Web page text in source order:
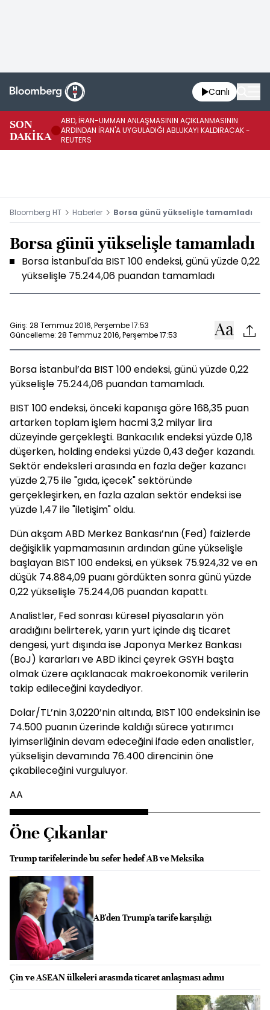
Canlı
SON
DAKİKA
ABD, İRAN-UMMAN ANLAŞMASININ AÇIKLANMASININ
ARDINDAN İRAN'A UYGULADIĞI ABLUKAYI KALDIRACAK -
REUTERS
Bloomberg HT Haberler Borsa günü yükselişle tamamladı
Borsa günü yükselişle tamamladı
Borsa İstanbul'da BIST 100 endeksi, günü yüzde 0,22
yükselişle 75.244,06 puandan tamamladı
Giriş: 28 Temmuz 2016, Perşembe 17:53
Güncelleme: 28 Temmuz 2016, Perşembe 17:53
Borsa İstanbul’da BIST 100 endeksi, günü yüzde 0,22
yükselişle 75.244,06 puandan tamamladı.
BIST 100 endeksi, önceki kapanışa göre 168,35 puan
artarken toplam işlem hacmi 3,2 milyar lira
düzeyinde gerçekleşti. Bankacılık endeksi yüzde 0,18
düşerken, holding endeksi yüzde 0,43 değer kazandı.
Sektör endeksleri arasında en fazla değer kazancı
yüzde 2,75 ile "gıda, içecek" sektöründe
gerçekleşirken, en fazla azalan sektör endeksi ise
yüzde 1,47 ile "iletişim" oldu.
Dün akşam ABD Merkez Bankası’nın (Fed) faizlerde
değişiklik yapmamasının ardından güne yükselişle
başlayan BIST 100 endeksi, en yüksek 75.924,32 ve en
düşük 74.884,09 puanı gördükten sonra günü yüzde
0,22 yükselişle 75.244,06 puandan kapattı.
Analistler, Fed sonrası küresel piyasaların yön
aradığını belirterek, yarın yurt içinde dış ticaret
dengesi, yurt dışında ise Japonya Merkez Bankası
(BoJ) kararları ve ABD ikinci çeyrek GSYH başta
olmak üzere açıklanacak makroekonomik verilerin
takip edileceğini kaydediyor.
Dolar/TL’nin 3,0220’nin altında, BIST 100 endeksinin ise
74.500 puanın üzerinde kaldığı sürece yatırımcı
iyimserliğinin devam edeceğini ifade eden analistler,
yükselişin devamında 76.400 direncinin öne
çıkabileceğini vurguluyor.
AA
Öne Çıkanlar
Trump tarifelerinde bu sefer hedef AB ve Meksika
AB'den Trump'a tarife karşılığı
Çin ve ASEAN ülkeleri arasında ticaret anlaşması adımı